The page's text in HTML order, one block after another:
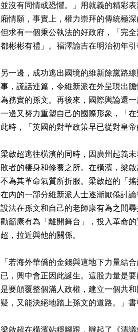
並沒有同情或恐懼。」用就義的精彩
廂情願，事實上，權力崇拜的傳統極
但求有一個秉公執法的好政府，「完
都彬彬有禮」。福澤諭吉在明治初年
另一邊，成功逃出國境的維新餘黨路
事，謊話連篇，令維新派在外呈現出
為務實的孫文。再後來，國際輿論還
一邊又努力重塑自己的國際形象，「
此時，「英國的對華政策早已從對皇
梁啟超逃往橫濱的同時，因廣州起義
敗者的棲身和修養之所。在橫濱，梁
不為其革命氣質所折服。梁啟超的「
在內的一部分維新派人士逐漸厭倦討
設法在孫文和自己的老師康有為之間
勸籲康有為「離開舞台」，投入革命
超，拉近與他的關係。
「若海外華僑的金錢與這地下力量結
已，興中會正因此誕生。這股力量是
是要顛覆整個滿人政權，建立一個共
疑，又能決絕地踏上孫文的道路。」書
梁啟超在橫濱站穩腳跟，辦起了《清